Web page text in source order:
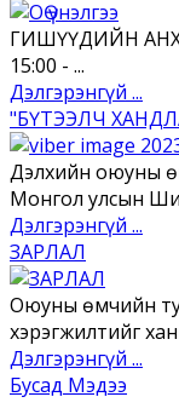
ГИШҮҮДИЙН
15:00 - ...
Дэлгэрэнгүй ...
"БҮТЭЭЛЧ
Дэлхийн оюуны
Монгол улсын
Дэлгэрэнгүй ...
ЗАРЛАЛ
Оюуны өмчийн
хэрэгжилтийг
Дэлгэрэнгүй ...
Бусад Мэдээ